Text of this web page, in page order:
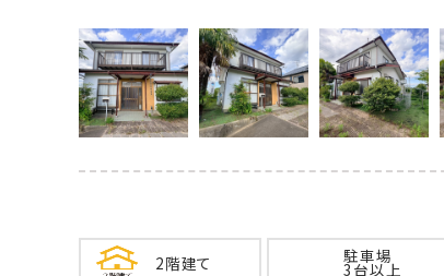
2階建て 駐車場
3台以上